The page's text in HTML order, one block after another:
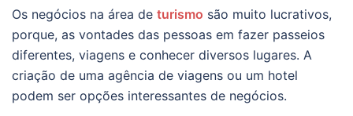
Os negócios na área de turismo são muito lucrativos,
porque, as vontades das pessoas em fazer passeios
diferentes, viagens e conhecer diversos lugares. A
criação de uma agência de viagens ou um hotel
podem ser opções interessantes de negócios.